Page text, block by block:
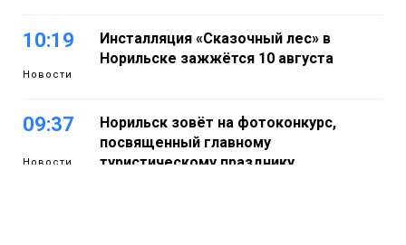
10:19
Новости
Инсталляция «Сказочный лес» в
Норильске зажжётся 10 августа
09:37
Новости
Норильск зовёт на фотоконкурс,
посвященный главному
туристическому празднику